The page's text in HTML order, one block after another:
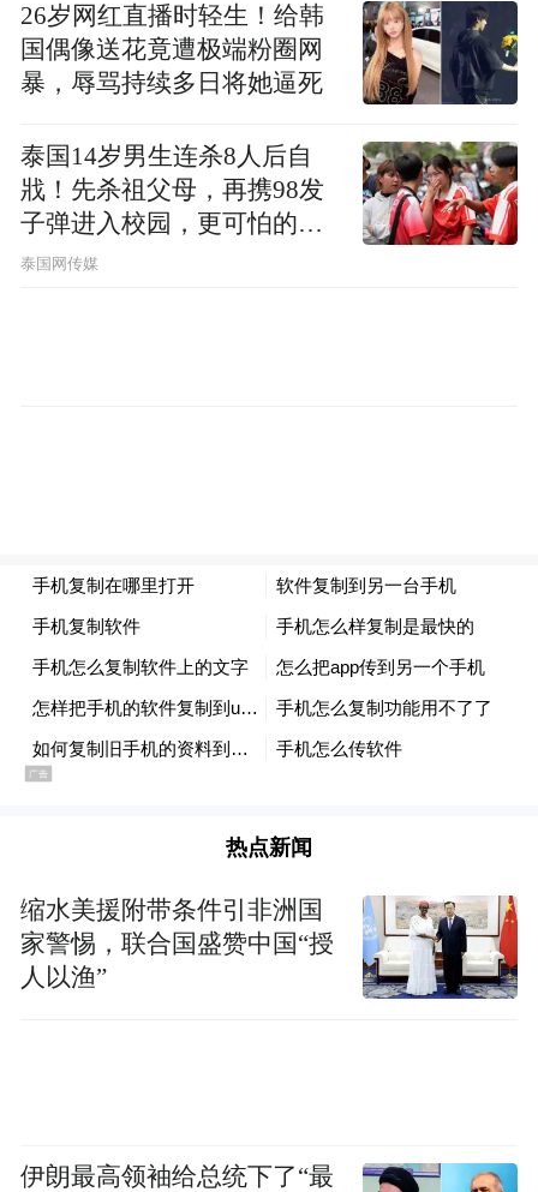
于都文旅也在评论区向网友讲述了这场表演
的“幕后故事”：视频中的展演节目，源自于
都县大型红色文旅史诗《长征第一渡》中的
草鞋舞和于都河畔东门渡口情景剧《告
别》。此次是第二次表演《长征第一渡》，
特意选用歌曲《十送红军》作为背景音乐。
视频截图
据媒体报道，于都文旅负责人林先生介绍，
极高，极易引发观众情感共鸣。数万人自发
现了红色文化的感染力，也展示了体育赛事
凝聚人心的独特魅力。
26岁网红直播时轻生！给韩
国偶像送花竟遭极端粉圈网
暴，辱骂持续多日将她逼死
泰国14岁男生连杀8人后自
戕！先杀祖父母，再携98发
子弹进入校园，更可怕的细
节公布了
泰国网传媒
热点新闻
缩水美援附带条件引非洲国
家警惕，联合国盛赞中国“授
人以渔”
伊朗最高领袖给总统下了“最